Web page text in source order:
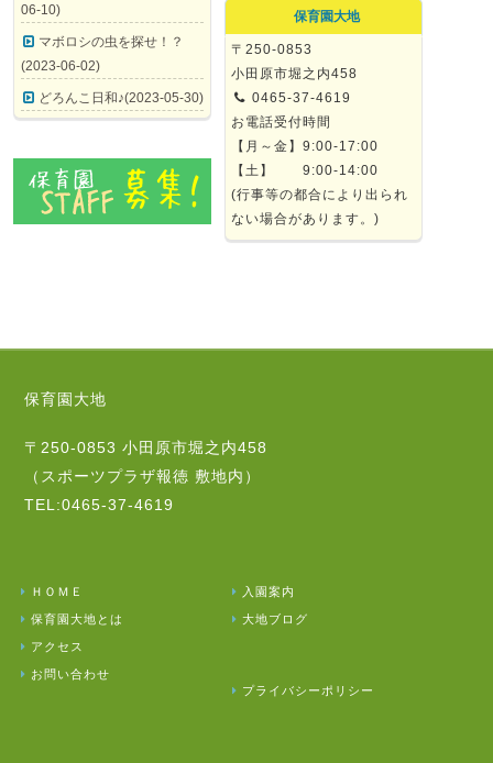
06-10)
マボロシの虫を探せ！？
(2023-06-02)
どろんこ日和♪(2023-05-30)
保育園大地
〒250-0853
小田原市堀之内458
0465-37-4619
お電話受付時間
【月～金】9:00-17:00
【土】 9:00-14:00
(行事等の都合により出られ
ない場合があります。)
保育園大地
〒250-0853 小田原市堀之内458
（スポーツプラザ報徳 敷地内）
TEL:0465-37-4619
ＨＯＭＥ
保育園大地とは
アクセス
お問い合わせ
入園案内
大地ブログ
プライバシーポリシー